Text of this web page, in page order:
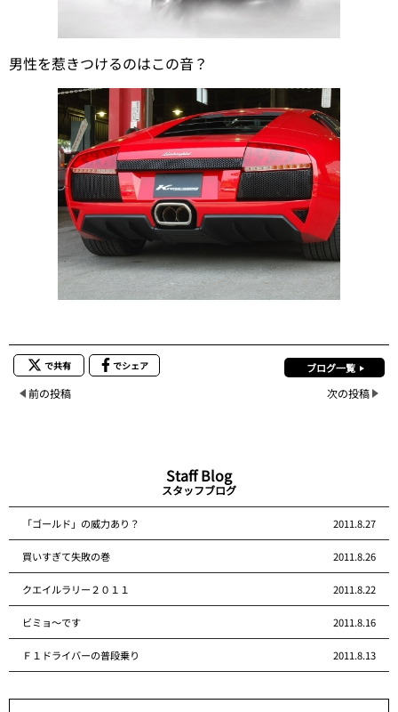
男性を惹きつけるのはこの音？
で共有 でシェア ブログ一覧
前の投稿 次の投稿
Staff Blog
スタッフブログ
「ゴールド」の威力あり？ 2011.8.27
買いすぎて失敗の巻 2011.8.26
クエイルラリー２０１１ 2011.8.22
ビミョ～です 2011.8.16
Ｆ１ドライバーの普段乗り 2011.8.13